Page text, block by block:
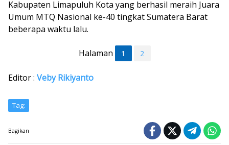
Kabupaten Limapuluh Kota yang berhasil meraih Juara
Umum MTQ Nasional ke-40 tingkat Sumatera Barat
beberapa waktu lalu.
Halaman 1 2
Editor : Veby Rikiyanto
Tag:
Bagikan